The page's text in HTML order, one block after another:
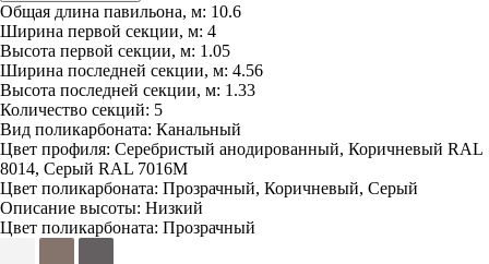
Общая длина павильона, м: 10.6
Ширина первой секции, м: 4
Высота первой секции, м: 1.05
Ширина последней секции, м: 4.56
Высота последней секции, м: 1.33
Количество секций: 5
Вид поликарбоната: Канальный
Цвет профиля: Серебристый анодированный, Коричневый RAL
8014, Серый RAL 7016M
Цвет поликарбоната: Прозрачный, Коричневый, Серый
Описание высоты: Низкий
Цвет поликарбоната: Прозрачный